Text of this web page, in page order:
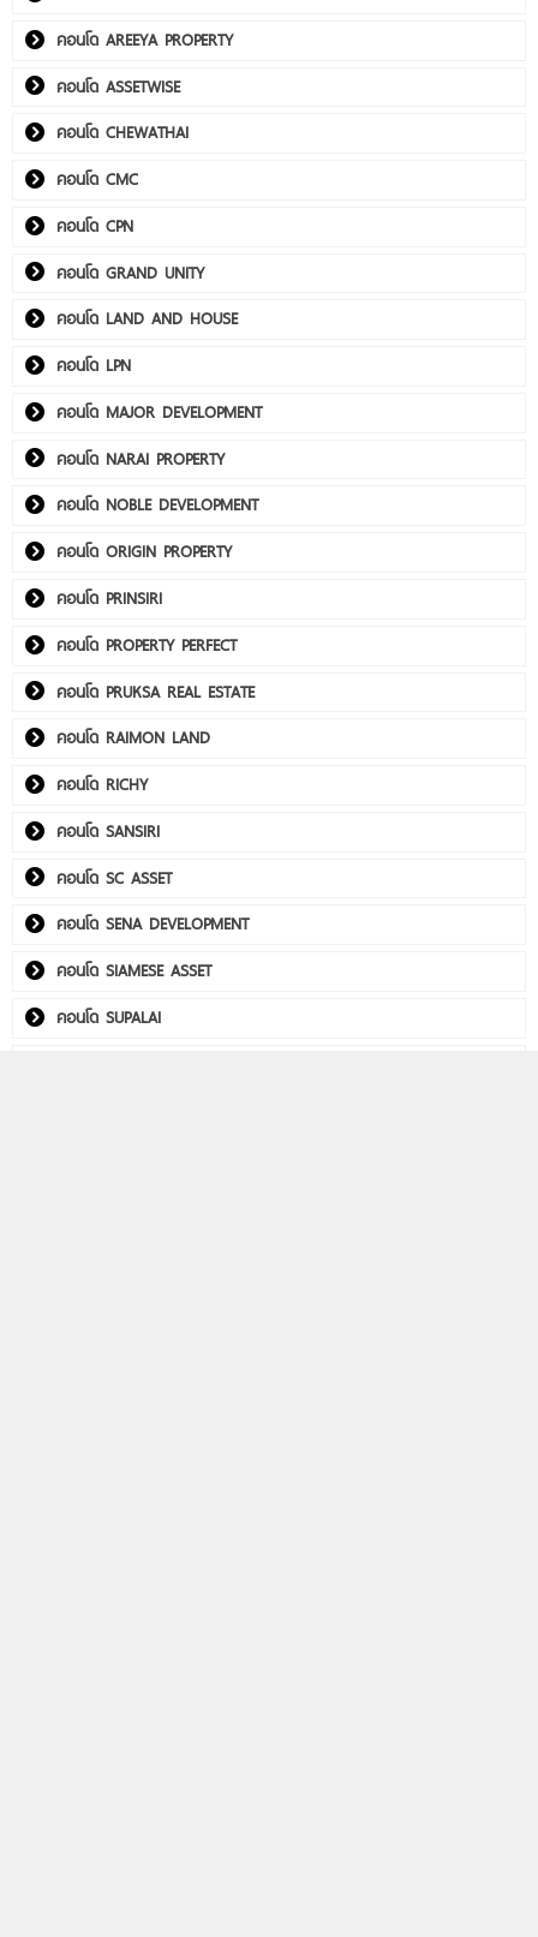
คอนโด AREEYA PROPERTY
คอนโด ASSETWISE
คอนโด CHEWATHAI
คอนโด CMC
คอนโด CPN
คอนโด GRAND UNITY
คอนโด LAND AND HOUSE
คอนโด LPN
คอนโด MAJOR DEVELOPMENT
คอนโด NARAI PROPERTY
คอนโด NOBLE DEVELOPMENT
คอนโด ORIGIN PROPERTY
คอนโด PRINSIRI
คอนโด PROPERTY PERFECT
คอนโด PRUKSA REAL ESTATE
คอนโด RAIMON LAND
คอนโด RICHY
คอนโด SANSIRI
คอนโด SC ASSET
คอนโด SENA DEVELOPMENT
คอนโด SIAMESE ASSET
คอนโด SUPALAI